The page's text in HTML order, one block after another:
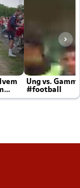
Ung vs.
#football